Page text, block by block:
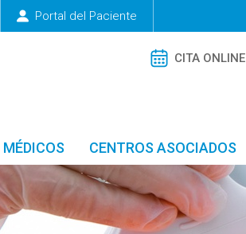
Portal del Paciente
CITA ONLINE
CENTROS ASOCIADOS